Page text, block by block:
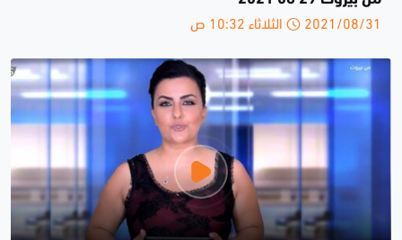
2021/08/31 الثلاثاء 10:32 ص